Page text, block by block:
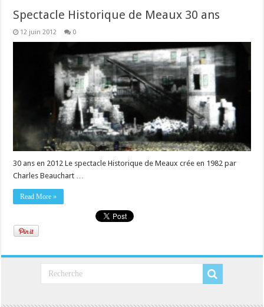
Spectacle Historique de Meaux 30 ans
12 juin 2012 0
30 ans en 2012 Le spectacle Historique de Meaux crée en 1982 par
Charles Beauchart …
Read More »